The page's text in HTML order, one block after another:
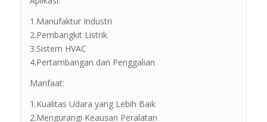
1.Manufaktur Industri
2.Pembangkit Listrik
3.Sistem HVAC
4.Pertambangan dan Penggalian
Manfaat:
1.Kualitas Udara yang Lebih Baik
2.Mengurangi Keausan Peralatan